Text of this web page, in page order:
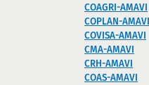
COAGRI-AMAVI
COPLAN-AMAVI
COVISA-AMAVI
CMA-AMAVI
CRH-AMAVI
COAS-AMAVI